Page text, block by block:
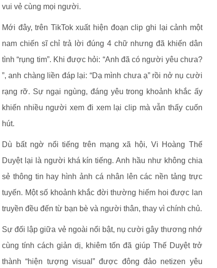
vui vẻ cùng mọi người.
Mới đây, trên TikTok xuất hiện đoạn clip ghi lại cảnh một
nam chiến sĩ chỉ trả lời đúng 4 chữ nhưng đã khiến dân
tình “rụng tim”. Khi được hỏi: “Anh đã có người yêu chưa?
”, anh chàng liền đáp lại: “Dạ mình chưa ạ” rồi nở nụ cười
rạng rỡ. Sự ngại ngùng, đáng yêu trong khoảnh khắc ấy
khiến nhiều người xem đi xem lại clip mà vẫn thấy cuốn
hút.
Dù bất ngờ nổi tiếng trên mạng xã hội, Vi Hoàng Thế
Duyệt lại là người khá kín tiếng. Anh hầu như không chia
sẻ thông tin hay hình ảnh cá nhân lên các nền tảng trực
tuyến. Một số khoảnh khắc đời thường hiếm hoi được lan
truyền đều đến từ bạn bè và người thân, thay vì chính chủ.
Sự đối lập giữa vẻ ngoài nổi bật, nụ cười gây thương nhớ
cùng tính cách giản dị, khiêm tốn đã giúp Thế Duyệt trở
thành “hiện tượng visual” được đông đảo netizen yêu